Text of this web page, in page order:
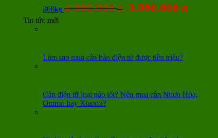
300kg 4.300.000đ 3.900.000 đ
Tin tức mới
Làm sao mua cân bàn điện tử được tiền triệu?
Cân điện tử loại nào tốt? Nên mua cân Nhơn Hòa,
Omron hay Xiaomi?